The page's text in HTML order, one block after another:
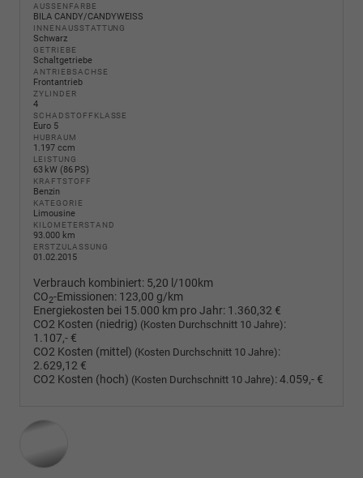
AUSSENFARBE
BILA CANDY/CANDYWEISS
INNENAUSSTATTUNG
Schwarz
GETRIEBE
Schaltgetriebe
ANTRIEBSACHSE
Frontantrieb
ZYLINDER
4
SCHADSTOFFKLASSE
Euro 5
HUBRAUM
1.197 ccm
LEISTUNG
63 kW (86 PS)
KRAFTSTOFF
Benzin
KATEGORIE
Limousine
KILOMETERSTAND
93.000 km
ERSTZULASSUNG
01.02.2015
Verbrauch kombiniert: 5,20 l/100km
CO2-Emissionen: 123,00 g/km
Energiekosten bei 15.000 km pro Jahr: 1.360,32 €
CO2 Kosten (niedrig) (Kosten Durchschnitt 10 Jahre):
1.107,- €
CO2 Kosten (mittel) (Kosten Durchschnitt 10 Jahre):
2.629,12 €
CO2 Kosten (hoch) (Kosten Durchschnitt 10 Jahre):4.059,- €